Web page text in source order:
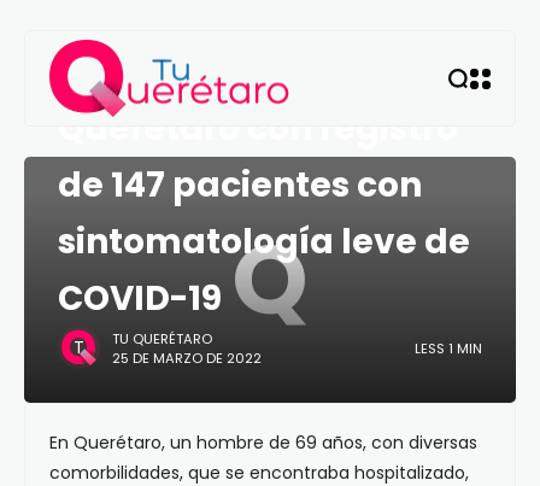
Q
QUERÉTARO
Querétaro con registro
de 147 pacientes con
sintomatología leve de
COVID-19
TU QUERÉTARO
25 DE MARZO DE 2022
LESS 1 MIN
En Querétaro, un hombre de 69 años, con diversas
comorbilidades, que se encontraba hospitalizado,